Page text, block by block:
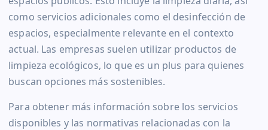
como servicios adicionales como el desinfección de
espacios, especialmente relevante en el contexto
actual. Las empresas suelen utilizar productos de
limpieza ecológicos, lo que es un plus para quienes
buscan opciones más sostenibles.
Para obtener más información sobre los servicios
disponibles y las normativas relacionadas con la